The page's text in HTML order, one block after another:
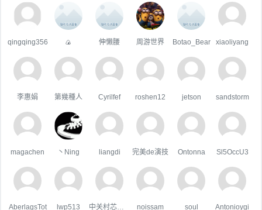
qingqing356 🍙 伸懒腰 周游世界 Botao_Bear xiaoliyang
李惠娟 第幾種人 Cyrilfef roshen12 jetson sandstorm
magachen 丶Ning liangdi 完美de演技 Ontonna Sl5OccU3
AberlagsTot lwp513 noissam soul Antonioygi